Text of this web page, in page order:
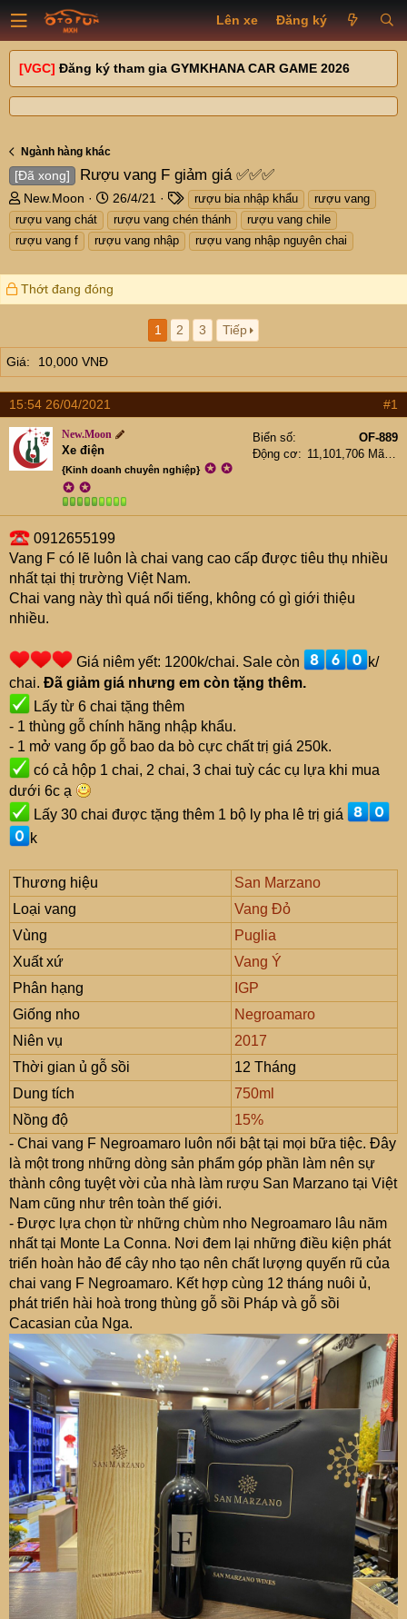
Lên xe Đăng ký
[VGC] Đăng ký tham gia GYMKHANA CAR GAME 2026
Ngành hàng khác
[Đã xong] Rượu vang F giảm giá ✅✅✅
T
h
r
e
d
r
t
r
New.Moon
N
g
à
y
26/4/21
T
a
g
s
rượu bia nhập khẩu
rượu vang
rượu vang chát
rượu vang chén thánh
rượu vang chile
rượu vang f
rượu vang nhập rượu vang nhập nguyên chai
Thớt đang đóng
1 2 3 Tiếp
Giá 10,000 VNĐ
15:54 26/04/2021 #1
New.Moon
Xe điện
{Kinh doanh chuyên nghiệp} ✪ ✪
✪ ✪
Biển số
OF-889
Động cơ
11,101,706 Mã lực
0912655199
Vang F có lẽ luôn là chai vang cao cấp được tiêu thụ nhiều
nhất tại thị trường Việt Nam.
Chai vang này thì quá nổi tiếng, không có gì giới thiệu
nhiều.
Giá niêm yết: 1200k/chai. Sale còn
k/
chai. Đã giảm giá nhưng em còn tặng thêm.
Lấy từ 6 chai tặng thêm
- 1 thùng gỗ chính hãng nhập khẩu.
- 1 mở vang ốp gỗ bao da bò cực chất trị giá 250k.
có cả hộp 1 chai, 2 chai, 3 chai tuỳ các cụ lựa khi mua
dưới 6c ạ
Lấy 30 chai được tặng thêm 1 bộ ly pha lê trị giá
k
Thương hiệu
San Marzano
Loại vang
Vang Đỏ
Vùng
Puglia
Xuất xứ
Vang Ý
Phân hạng
IGP
Giống nho
Negroamaro
Niên vụ
2017
Thời gian ủ gỗ sồi
12 Tháng
Dung tích
750ml
Nồng độ
15%
- Chai vang F Negroamaro luôn nổi bật tại mọi bữa tiệc. Đây
là một trong những dòng sản phẩm góp phần làm nên sự
thành công tuyệt vời của nhà làm rượu San Marzano tại Việt
Nam cũng như trên toàn thế giới.
- Được lựa chọn từ những chùm nho Negroamaro lâu năm
nhất tại Monte La Conna. Nơi đem lại những điều kiện phát
triển hoàn hảo để cây nho tạo nên chất lượng quyến rũ của
chai vang F Negroamaro. Kết hợp cùng 12 tháng nuôi ủ,
phát triển hài hoà trong thùng gỗ sồi Pháp và gỗ sồi
Cacasian của Nga.